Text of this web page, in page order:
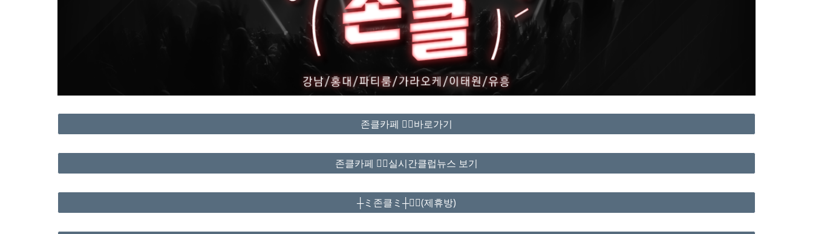
존클카페 ❤️‍🔥바로가기
존클카페 ❤️‍🔥실시간클럽뉴스 보기
┼ミ존클ミ┼❤️‍🔥(제휴방)